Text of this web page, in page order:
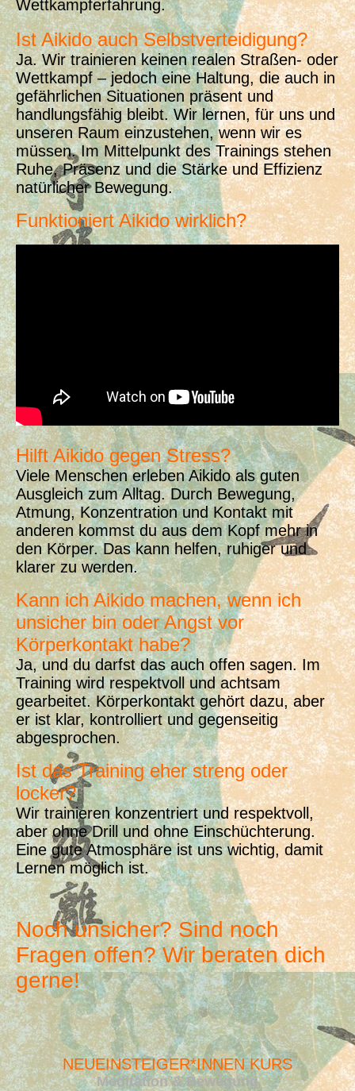
Wettkampferfahrung.
Ist Aikido auch Selbstverteidigung?
Ja. Wir trainieren keinen realen Straßen- oder
Wettkampf – jedoch eine Haltung, die auch in
gefährlichen Situationen präsent und
handlungsfähig bleibt. Wir lernen, für uns und
unseren Raum einzustehen, wenn wir es
müssen. Im Mittelpunkt des Trainings stehen
Ruhe, Präsenz und die Stärke und Effizienz
natürlicher Bewegung.
Funktioniert Aikido wirklich?
Hilft Aikido gegen Stress?
Viele Menschen erleben Aikido als guten
Ausgleich zum Alltag. Durch Bewegung,
Atmung, Konzentration und Kontakt mit
anderen kommst du aus dem Kopf mehr in
den Körper. Das kann helfen, ruhiger und
klarer zu werden.
Kann ich Aikido machen, wenn ich
unsicher bin oder Angst vor
Körperkontakt habe?
Ja, und du darfst das auch offen sagen. Im
Training wird respektvoll und achtsam
gearbeitet. Körperkontakt gehört dazu, aber
er ist klar, kontrolliert und gegenseitig
abgesprochen.
Ist das Training eher streng oder
locker?
Wir trainieren konzentriert und respektvoll,
aber ohne Drill und ohne Einschüchterung.
Eine gute Atmosphäre ist uns wichtig, damit
Lernen möglich ist.
Noch unsicher? Sind noch
Fragen offen? Wir beraten dich
gerne!
NEUEINSTEIGER*INNEN KURS
Meditation & Bewegung